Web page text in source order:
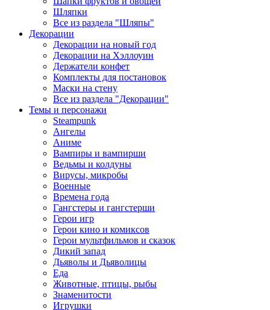
Шляпки
Все из раздела "Шляпы"
Декорации
Декорации на новый год
Декорации на Хэллоуин
Держатели конфет
Комплекты для постановок
Маски на стену
Все из раздела "Декорации"
Темы и персонажи
Steampunk
Ангелы
Аниме
Вампиры и вампирши
Ведьмы и колдуны
Вирусы, микробы
Военные
Времена года
Гангстеры и гангстерши
Герои игр
Герои кино и комиксов
Герои мультфильмов и сказок
Дикий запад
Дьяволы и Дьяволицы
Еда
Животные, птицы, рыбы
Знаменитости
Игрушки